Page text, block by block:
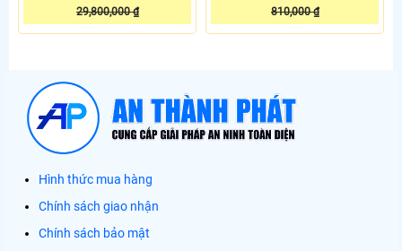
29,800,000 ₫ 810,000 ₫
Hình thức mua hàng
Chính sách giao nhận
Chính sách bảo mật